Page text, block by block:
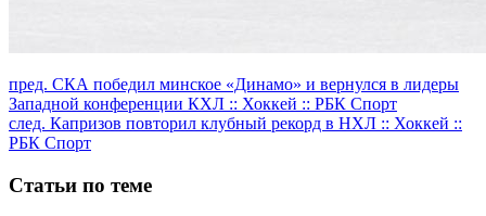
Продолжить
чтение
пред. СКА победил минское «Динамо» и вернулся в лидеры
Западной конференции КХЛ :: Хоккей :: РБК Спорт
след. Капризов повторил клубный рекорд в НХЛ :: Хоккей ::
РБК Спорт
Статьи по теме